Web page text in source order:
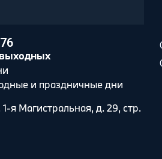
и праздничные дни
я Магистральная, д. 29, стр.